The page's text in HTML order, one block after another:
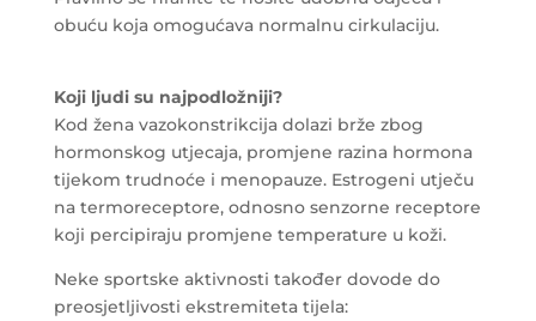
obuću koja omogućava normalnu cirkulaciju.
Koji ljudi su najpodložniji?
Kod žena vazokonstrikcija dolazi brže zbog
hormonskog utjecaja, promjene razina hormona
tijekom trudnoće i menopauze. Estrogeni utječu
na termoreceptore, odnosno senzorne receptore
koji percipiraju promjene temperature u koži.
Neke sportske aktivnosti također dovode do
preosjetljivosti ekstremiteta tijela: